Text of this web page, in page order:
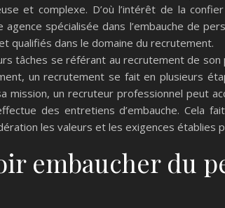
et complexe. D’où l’intérêt de la
agence spécialisée dans l’embauche de
qualifiés dans le domaine du recrutement.
tâches se référant au recrutement de
un recrutement se fait en plusieurs
un recruteur professionnel peut
des entretiens d’embauche. Cela
les valeurs et les exigences établies
embaucher du